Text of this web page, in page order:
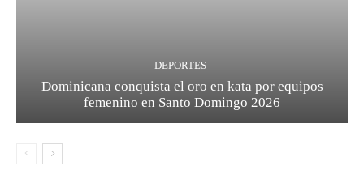
DEPORTES
Dominicana conquista el oro en kata por equipos
femenino en Santo Domingo 2026